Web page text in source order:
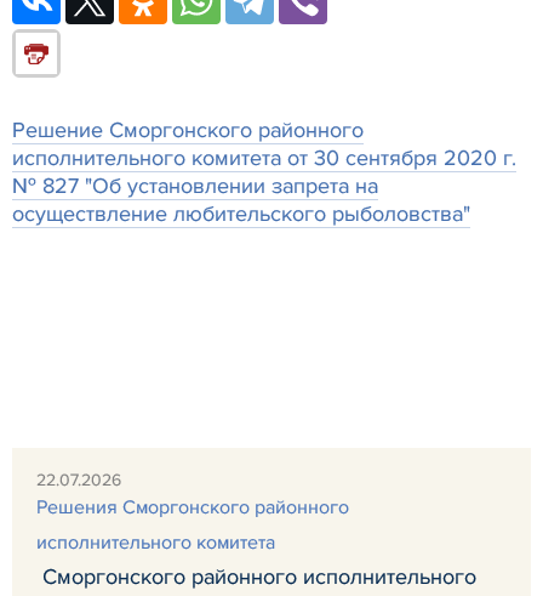
Решение Сморгонского районного
исполнительного комитета от 30 сентября 2020 г.
№ 827 "Об установлении запрета на
осуществление любительского рыболовства"
22.07.2026
Решения Сморгонского районного
исполнительного комитета
Сморгонского районного исполнительного